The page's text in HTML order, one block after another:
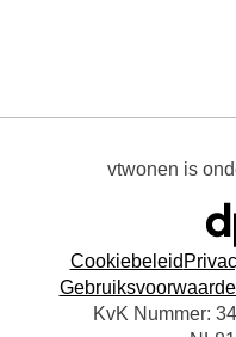
vtwonen is
Cookiebeleid
KvK Nummer: